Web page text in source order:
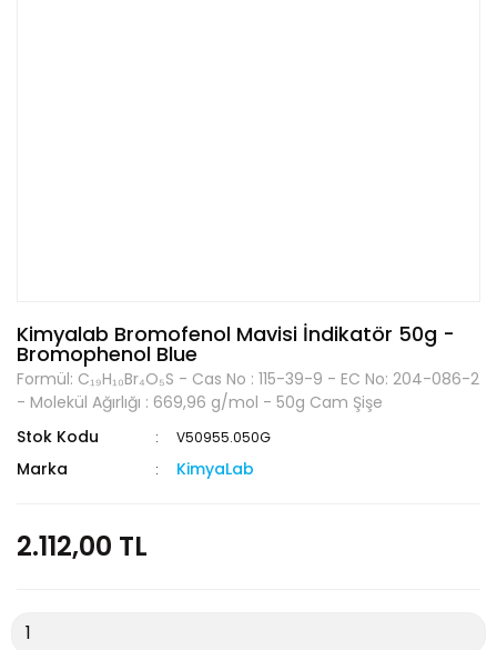
Kimyalab Bromofenol Mavisi İndikatör 50g -
Bromophenol Blue
Formül: C₁₉H₁₀Br₄O₅S - Cas No : 115-39-9 - EC No: 204-086-2
- Molekül Ağırlığı : 669,96 g/mol - 50g Cam Şişe
Stok Kodu
V50955.050G
Marka KimyaLab
2.112,00 TL